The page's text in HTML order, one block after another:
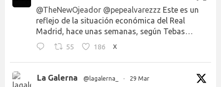
@TheNewOjeador @pepealvarezzz Este es un
reflejo de la situación económica del Real
Madrid, hace unas semanas, según Tebas…
55 186 X
La Galerna @lagalerna_ · 29 Mar